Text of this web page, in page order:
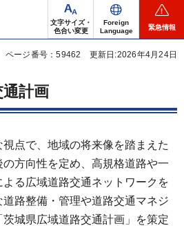
文字サイズ・
色合い変更
Foreign
Language
緊急情報
ページ番号：59462 更新日:2026年4月24日
計画
点で、地域の将来像を踏まえた
方向性を定め、高規格道路や一
る広域道路交通ネットワークを
路整備・管理や道路交通マネジ
茨城県広域道路交通計画」を策定